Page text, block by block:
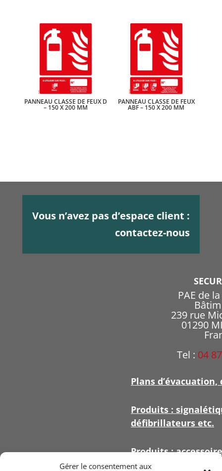
Gérer le consentement aux
PANNEAU CLASSE DE FEUX D
– 150 X 200 MM
PANNEAU CLASSE DE FEUX
ABF – 150 X 200 MM
Vous n’avez pas d’espace client :
contactez-nous
PAE de
239 rue
01290
Tel : 04
Plans
Produits :
défibrillateurs etc.
Produits :
signalétique